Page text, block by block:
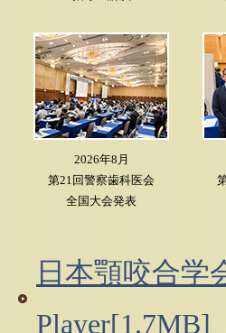
2026年8月
第21回警察歯科医会
全国大会発表
日本顎咬合学
Player[1.7MB]